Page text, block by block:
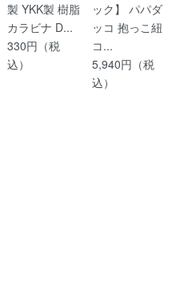
製 YKK製 樹脂
カラビナ D...
330円（税
込）
ック】 パパダ
ッコ 抱っこ紐
コ...
5,940円（税
込）